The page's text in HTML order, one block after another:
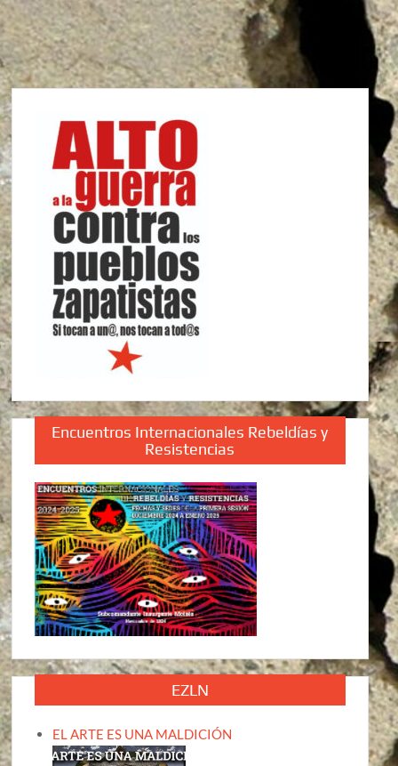
Encuentros Internacionales Rebeldías y
Resistencias
EZLN
EL ARTE ES UNA MALDICIÓN